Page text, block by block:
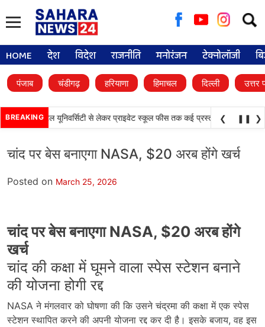
for:
HOME देश विदेश राजनीति मनोरंजन टेक्नोलॉजी
पंजाब चंडीगढ़ हरियाणा हिमाचल दिल्ली उत्तर
BREAKING
डिजिटल यूनिवर्सिटी से लेकर प्राइवेट स्कूल फीस तक कई प्रस्तावों को मंजूरी •
❮ ❚❚ ❯
चांद पर बेस बनाएगा NASA, $20 अरब होंगे खर्च
Posted on March 25, 2026
चांद पर बेस बनाएगा NASA, $20 अरब होंगे
खर्च
चांद की कक्षा में घूमने वाला स्पेस स्टेशन बनाने
की योजना होगी रद्द
NASA ने मंगलवार को घोषणा की कि उसने चंद्रमा की कक्षा में एक स्पेस
स्टेशन स्थापित करने की अपनी योजना रद्द कर दी है। इसके बजाय, वह इस